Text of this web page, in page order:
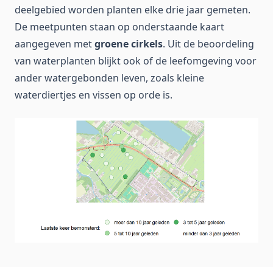
deelgebied worden planten elke drie jaar gemeten.
De meetpunten staan op onderstaande kaart
aangegeven metgroene cirkels. Uit de beoordeling
van waterplanten blijkt ook of de leefomgeving voor
ander watergebonden leven, zoals kleine
waterdiertjes en vissen op orde is.